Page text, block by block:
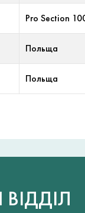
Pro Section
Польща
Польща
ВІДДІЛ